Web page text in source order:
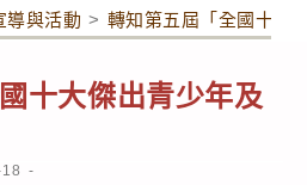
導與活動 > 轉知第五屆「全國十大
十大傑出青少年及